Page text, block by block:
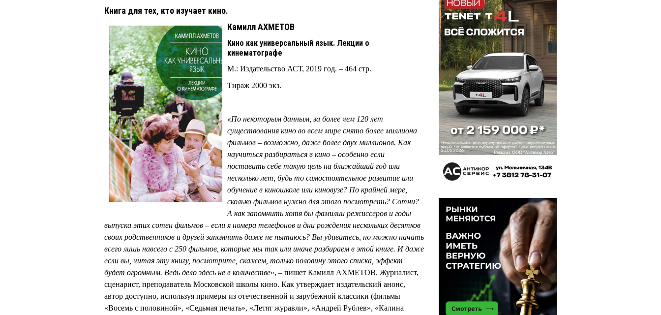
Книга для тех, кто изучает кино.
Камилл АХМЕТОВ
Кино как универсальный язык. Лекции о
кинематографе
М.: Издательство АСТ, 2019 год. – 464 стр.
Тираж 2000 экз.
«По некоторым данным, за более чем 120 лет
существования кино во всем мире снято более миллиона
фильмов – возможно, даже более двух миллионов. Как
научиться разбираться в кино – особенно если
поставить себе такую цель на ближайший год или
несколько лет, будь то самостоятельное развитие или
обучение в киношколе или киновузе? По крайней мере,
сколько фильмов нужно для этого посмотреть? Сотни?
А как запомнить хотя бы фамилии режиссеров и годы
выпуска этих сотен фильмов – если я номера телефонов и дни рождения нескольких десятков
своих родственников и друзей запомнить даже не пытаюсь? Вы удивитесь, но можно начать
всего лишь навсего с 250 фильмов, которые мы так или иначе разбираем в этой книге. И даже
если вы, читая эту книгу, посмотрите, скажем, только половину этого списка, эффект
будет огромным. Ведь дело здесь не в количестве», – пишет Камилл АХМЕТОВ. Журналист,
сценарист, преподаватель Московской школы кино. Как утверждает издательский анонс,
автор доступно, используя примеры из отечественной и зарубежной классики (фильмы
«Восемь с половиной», «Седьмая печать», «Летят журавли», «Андрей Рублев», «Калина